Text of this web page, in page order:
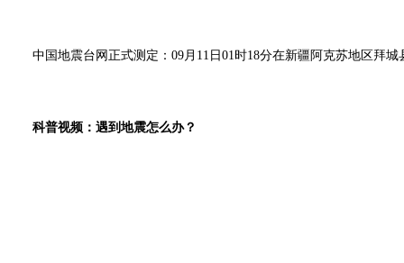
中国地震台网正式测定：09月11日01时18分在新疆阿克苏地区拜
科普视频：遇到地震怎么办？